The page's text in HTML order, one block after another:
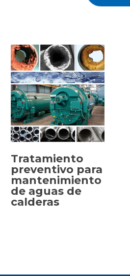
SELECCIONAR
OPCIONES
Tratamiento
preventivo para
mantenimiento
de aguas de
calderas